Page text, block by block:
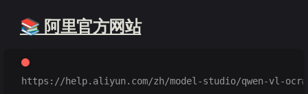
📚 阿里官方网站
https://help.aliyun.com/zh/model-studio/qwen-vl-